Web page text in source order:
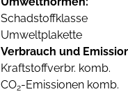
Schadstoffklasse
Umweltplakette
Verbrauch und
Kraftstoffverbr. komb.
CO2-Emissionen komb.